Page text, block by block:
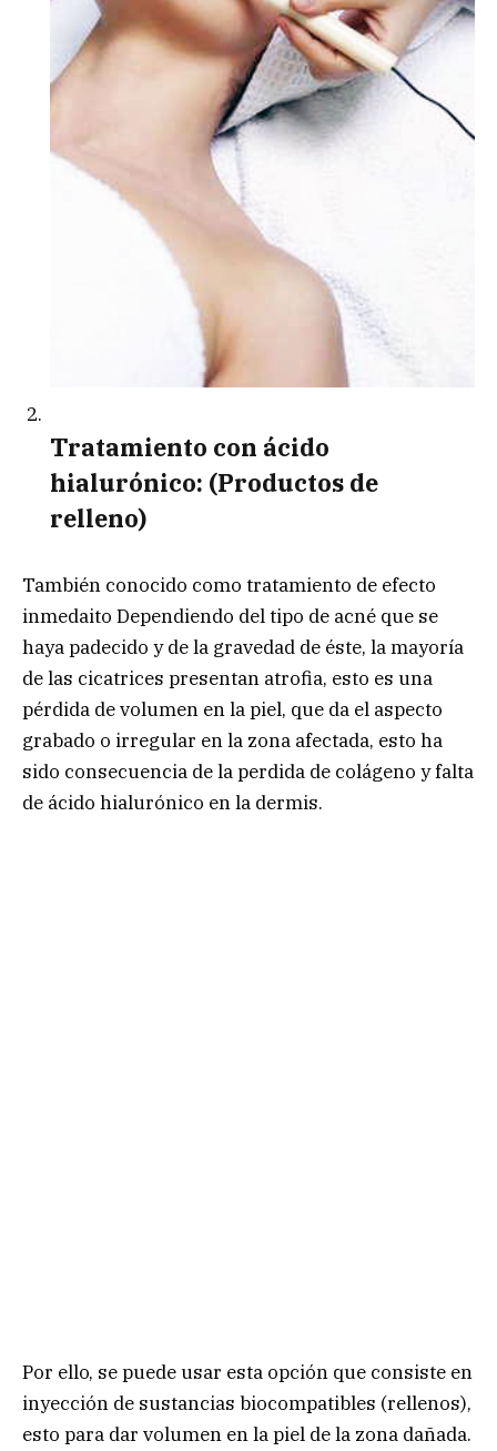
Tratamiento con ácido
hialurónico: (Productos de
relleno)
También conocido como tratamiento de efecto
inmedaito Dependiendo del tipo de acné que se
haya padecido y de la gravedad de éste, la mayoría
de las cicatrices presentan atrofia, esto es una
pérdida de volumen en la piel, que da el aspecto
grabado o irregular en la zona afectada, esto ha
sido consecuencia de la perdida de colágeno y falta
de ácido hialurónico en la dermis.
Por ello, se puede usar esta opción que consiste en
inyección de sustancias biocompatibles (rellenos),
esto para dar volumen en la piel de la zona dañada.